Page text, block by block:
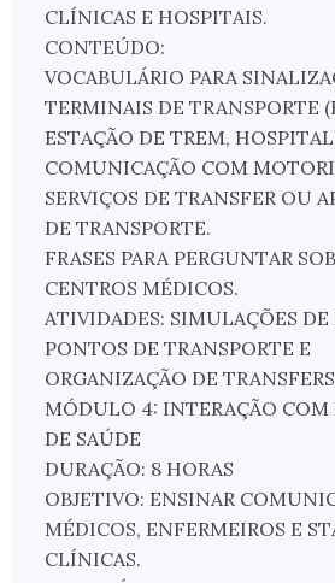
CLÍNICAS E HOSPITAIS.
CONTEÚDO:
VOCABULÁRIO PARA
TERMINAIS DE TRANSPORTE
ESTAÇÃO DE TREM,
COMUNICAÇÃO COM
SERVIÇOS DE TRANSFER OU
DE TRANSPORTE.
FRASES PARA PERGUNTAR
CENTROS MÉDICOS.
ATIVIDADES: SIMULAÇÕES
PONTOS DE TRANSPORTE E
ORGANIZAÇÃO DE
MÓDULO 4: INTERAÇÃO COM
DE SAÚDE
DURAÇÃO: 8 HORAS
OBJETIVO: ENSINAR
MÉDICOS, ENFERMEIROS E
CLÍNICAS.